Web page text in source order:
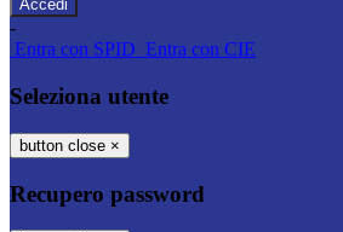
-
Entra con SPID Entra con CIE
Seleziona utente
button close ×
Recupero password